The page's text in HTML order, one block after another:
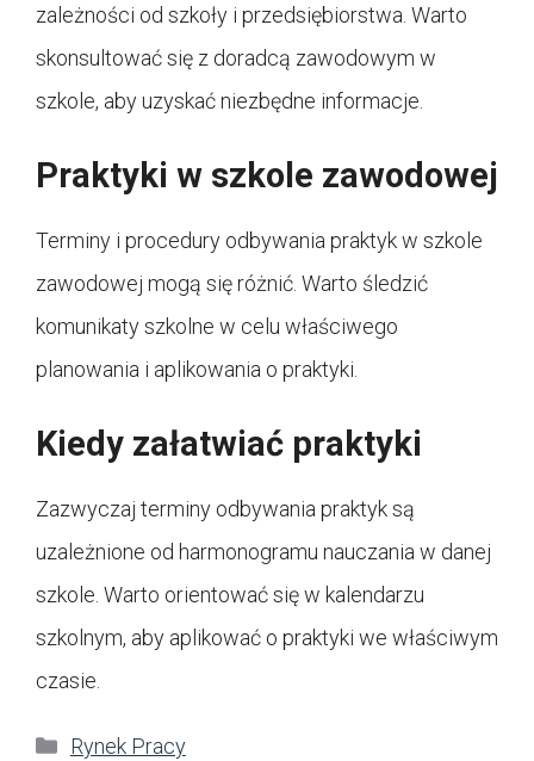
zależności od szkoły i przedsiębiorstwa. Warto
skonsultować się z doradcą zawodowym w
szkole, aby uzyskać niezbędne informacje.
Praktyki w szkole zawodowej
Terminy i procedury odbywania praktyk w szkole
zawodowej mogą się różnić. Warto śledzić
komunikaty szkolne w celu właściwego
planowania i aplikowania o praktyki.
Kiedy załatwiać praktyki
Zazwyczaj terminy odbywania praktyk są
uzależnione od harmonogramu nauczania w danej
szkole. Warto orientować się w kalendarzu
szkolnym, aby aplikować o praktyki we właściwym
czasie.
Kategorie
Rynek Pracy